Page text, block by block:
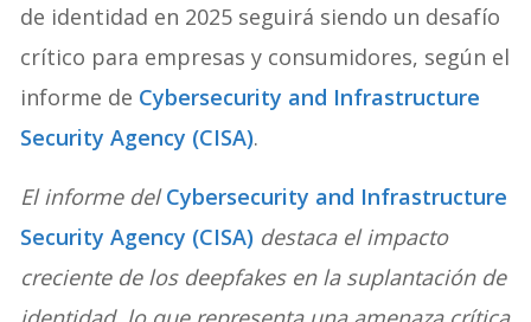
de identidad en 2025 seguirá siendo un desafío
crítico para empresas y consumidores, según el
informe de Cybersecurity and Infrastructure
Security Agency (CISA).
El informe del Cybersecurity and Infrastructure
Security Agency (CISA) destaca el impacto
creciente de los deepfakes en la suplantación de